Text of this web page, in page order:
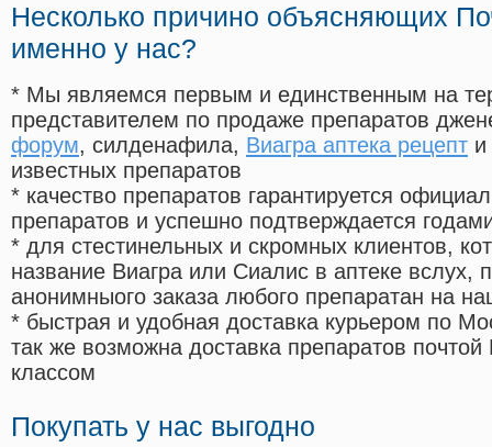
Несколько причино объясняющих
именно у нас?
* Мы являемся первым и единственным на
представителем по продаже препаратов
форум, силденафила, Виагра аптека рецепт и
известных препаратов
* качество препаратов гарантируется
препаратов и успешно подтверждается
* для стестинельных и скромных клиентов,
название Виагра или Сиалис в аптеке вслух,
анонимныого заказа любого препаратан на
* быстрая и удобная доставка курьером по
так же возможна доставка препаратов
классом
Покупать у нас выгодно